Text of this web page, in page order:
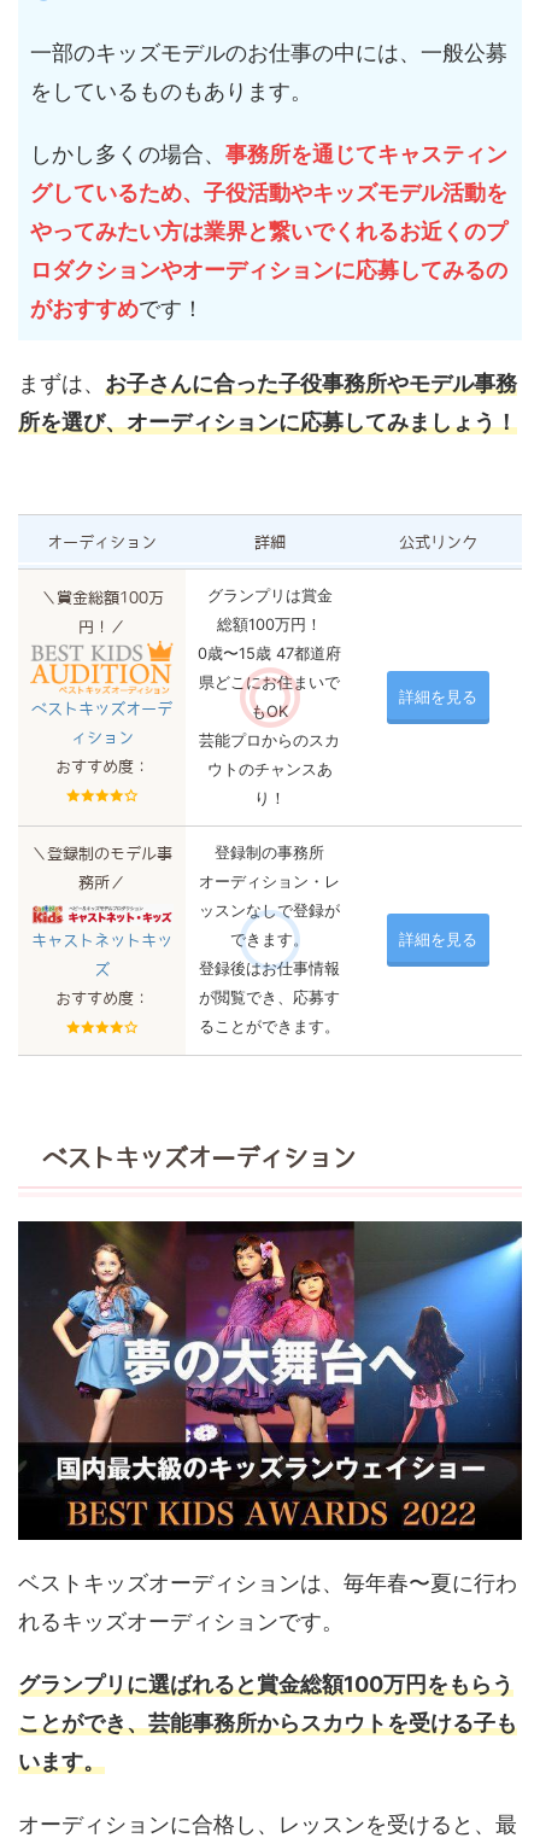
一部のキッズモデルのお仕事の中には、一般公募
をしているものもあります。
しかし多くの場合、 事務所を通じてキャスティン
グしているため、子役活動やキッズモデル活動を
やってみたい方は業界と繋いでくれるお近くのプ
ロダクションやオーディションに応募してみるの
がおすすめです！
まずは、 お子さんに合った子役事務所やモデル事務
所を選び、オーディションに応募してみましょう！
オーディション 詳細 公式リンク
＼賞金総額100万
円！／
ベストキッズオーデ
ィション
おすすめ度：
グランプリは賞金
総額100万円！
0歳〜15歳 47都道府
県どこにお住まいで
もOK
芸能プロからのスカ
ウトのチャンスあ
り！
詳細を見る
＼登録制のモデル事
務所／
キャストネットキッ
ズ
おすすめ度：
登録制の事務所
オーディション・レ
ッスンなしで登録が
できます。
登録後はお仕事情報
が閲覧でき、応募す
ることができます。
詳細を見る
ベストキッズオーディション
ベストキッズオーディションは、毎年春〜夏に行わ
れるキッズオーディションです。
グランプリに選ばれると賞金総額100万円をもらう
ことができ、芸能事務所からスカウトを受ける子も
います。
オーディションに合格し、レッスンを受けると、最